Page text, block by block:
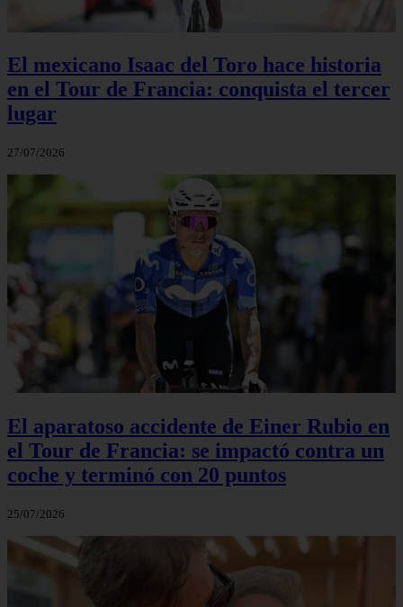
El mexicano Isaac del Toro hace historia
en el Tour de Francia: conquista el tercer
lugar
27/07/2026
El aparatoso accidente de Einer Rubio en
el Tour de Francia: se impactó contra un
coche y terminó con 20 puntos
25/07/2026